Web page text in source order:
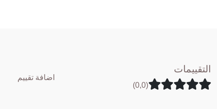
التقييمات
(0,0)
اضافة تقييم